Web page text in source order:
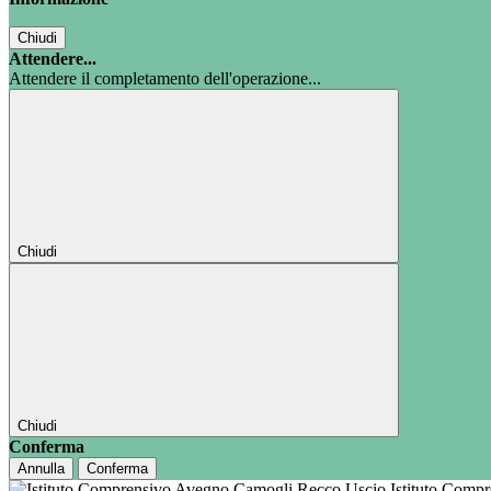
Chiudi
Attendere...
Attendere il completamento dell'operazione...
Chiudi
Chiudi
Conferma
Annulla Conferma